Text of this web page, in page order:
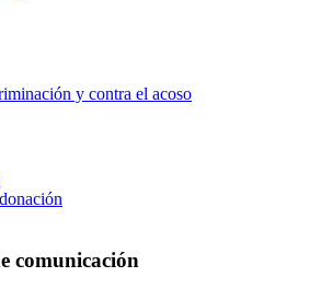
y contra el acoso
comunicación